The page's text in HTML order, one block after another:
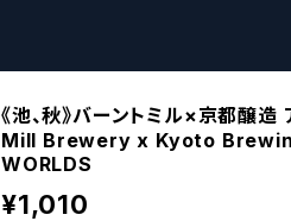
《池、秋》バーントミル×京都醸
Mill Brewery x Kyoto
WORLDS
¥1,010